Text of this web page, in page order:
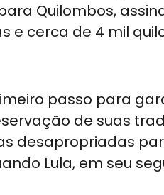
Quilombos,
e cerca de 4 mil
passo para
de suas
desapropriadas
Lula, em seu